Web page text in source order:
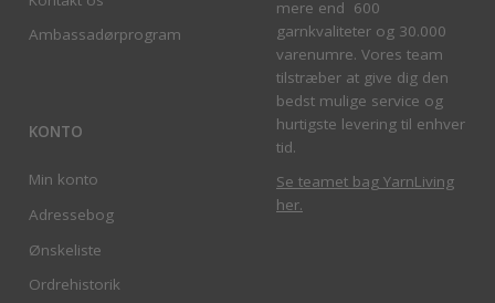
Ambassadørprogram
KONTO
Min konto
Adressebog
Ønskeliste
Ordrehistorik
mere end 600
garnkvaliteter og 30.000
varenumre. Vores team
tilstræber at give dig den
bedst mulige service og
hurtigste levering til enhver
tid.
Se teamet bag YarnLiving
her.